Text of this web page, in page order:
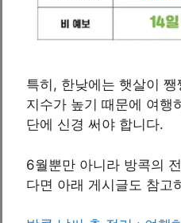
특히, 한낮에는 햇살이
지수가 높기 때문에 여행
단에 신경 써야 합니다.
6월뿐만 아니라 방콕의
다면 아래 게시글도 참고